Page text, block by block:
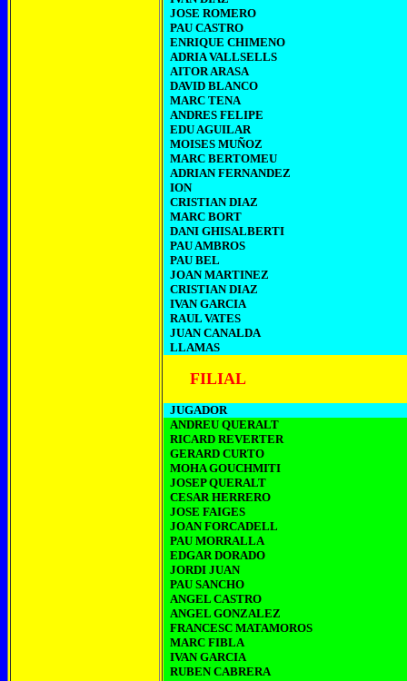
JOSE ROMERO
PAU CASTRO
ENRIQUE CHIMENO
ADRIAVALLSELLS
AITORARASA
DAVID BLANCO
MARC TENA
ANDRES FELIPE
EDUAGUILAR
MOISES MUÑOZ
MARC BERTOMEU
ADRIANFERNANDEZ
ION
CRISTIAN DIAZ
MARC BORT
DANI GHISALBERTI
PAUAMBROS
PAU BEL
JOAN MARTINEZ
CRISTIAN DIAZ
IVANGARCIA
RAUL VATES
JUAN CANALDA
LLAMAS
FILIAL
JUGADOR
ANDREU QUERALT
RICARD REVERTER
GERARD CURTO
MOHA GOUCHMITI
JOSEP QUERALT
CESAR HERRERO
JOSE FAIGES
JOAN FORCADELL
PAU MORRALLA
EDGAR DORADO
JORDI JUAN
PAU SANCHO
ANGEL CASTRO
ANGEL GONZALEZ
FRANCESC MATAMOROS
MARC FIBLA
IVAN GARCIA
RUBEN CABRERA